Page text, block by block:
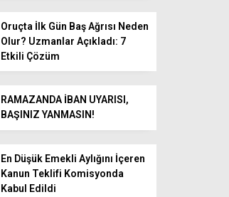
Oruçta İlk Gün Baş Ağrısı Neden
Olur? Uzmanlar Açıkladı: 7
Etkili Çözüm
RAMAZANDA İBAN UYARISI,
BAŞINIZ YANMASIN!
En Düşük Emekli Aylığını İçeren
Kanun Teklifi Komisyonda
Kabul Edildi